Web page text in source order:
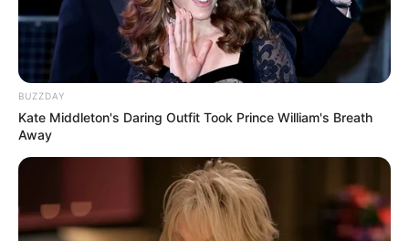
BUZZDAY
Kate Middleton's Daring Outfit Took Prince William's Breath
Away